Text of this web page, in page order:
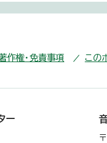
作権・免責事項 この
ー